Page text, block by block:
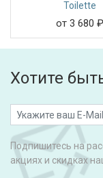
Toilette
от 3 680 ₽
Хотите
Подпишитесь на
акциях и скидках